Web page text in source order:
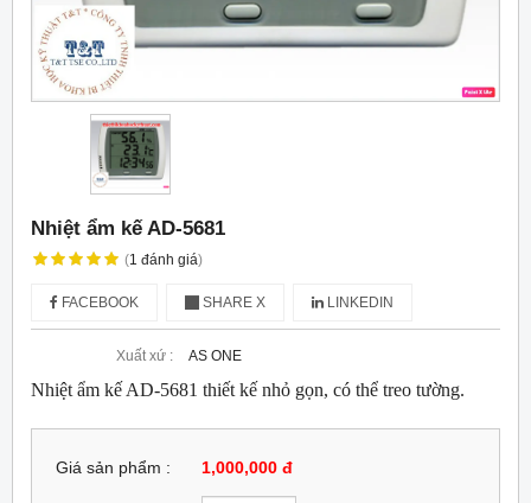
Nhiệt ẩm kế AD-5681
(1 đánh giá)
FACEBOOK SHARE X LINKEDIN
Xuất xứ : AS ONE
Nhiệt ẩm kế AD-5681 thiết kế nhỏ gọn, có thể treo tường.
Giá sản phẩm : 1,000,000 đ